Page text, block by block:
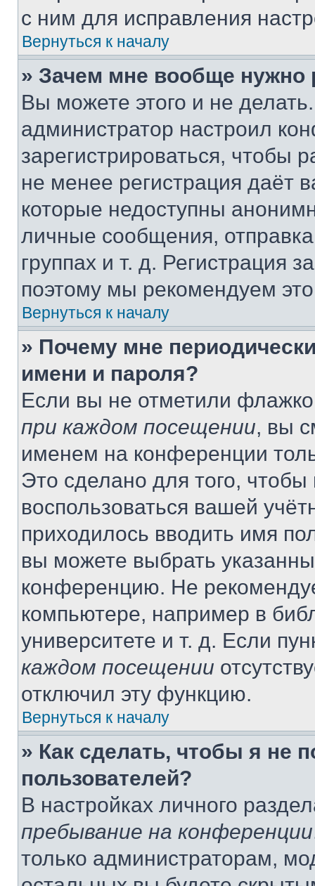
с ним для исправления
Вернуться к началу
» Зачем мне вообще нужно
Вы можете этого и не
администратор настроил
зарегистрироваться, чтобы
не менее регистрация даёт
которые недоступны
личные сообщения,
группах и т. д. Регистрация
поэтому мы рекомендуем
Вернуться к началу
» Почему мне
имени и пароля?
Если вы не отметили
при каждом посещении, вы
именем на конференции
Это сделано для того, чтобы
воспользоваться вашей
приходилось вводить имя
вы можете выбрать
конференцию. Не
компьютере, например в
университете и т. д. Если
каждом посещении
отключил эту функцию.
Вернуться к началу
» Как сделать, чтобы я не
пользователей?
В настройках личного
пребывание на конференции
только администраторам,